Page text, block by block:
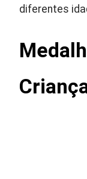
diferentes